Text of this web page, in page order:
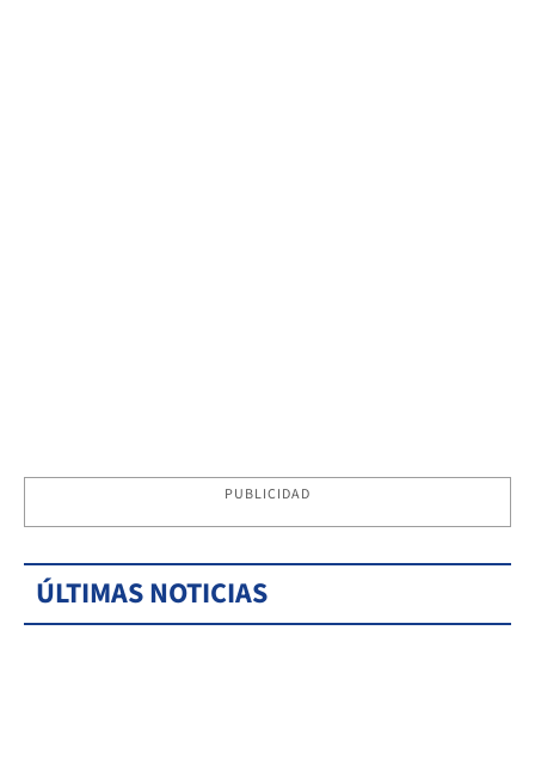
PUBLICIDAD
ÚLTIMAS NOTICIAS